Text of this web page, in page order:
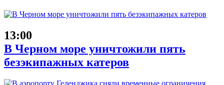
13:00
В Черном море уничтожили пять
безэкипажных катеров